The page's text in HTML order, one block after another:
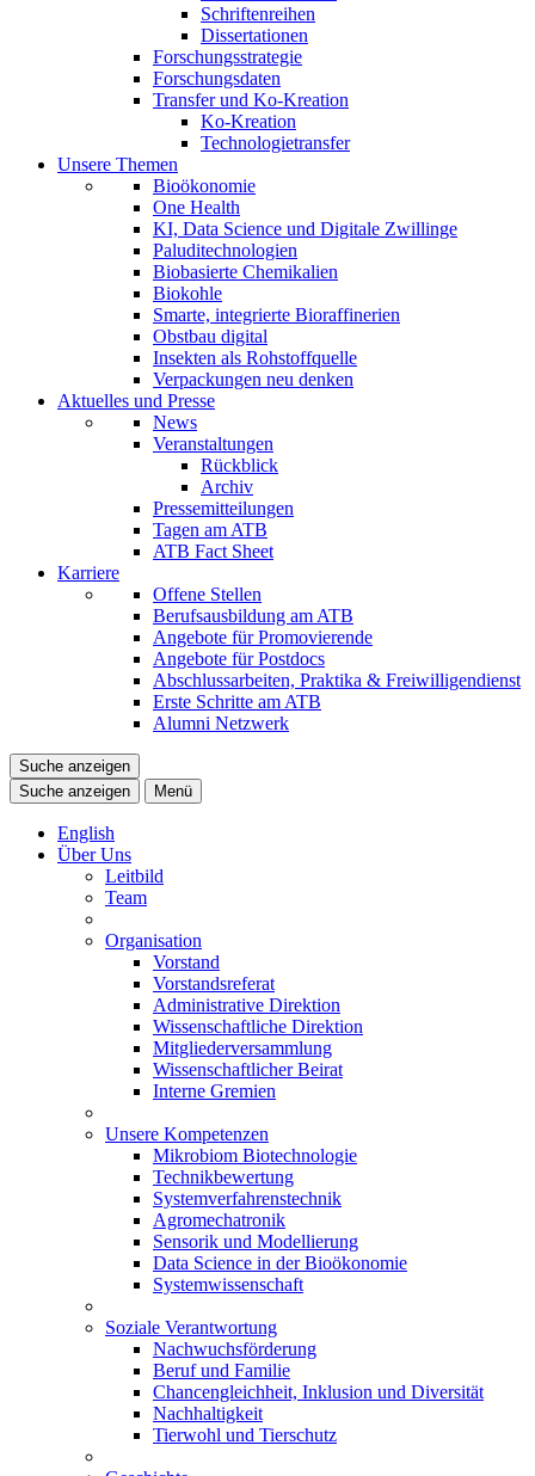
Schriftenreihen
Dissertationen
Forschungsstrategie
Forschungsdaten
Transfer und Ko-Kreation
Ko-Kreation
Technologietransfer
Unsere Themen
Bioökonomie
One Health
KI, Data Science und Digitale Zwillinge
Paluditechnologien
Biobasierte Chemikalien
Biokohle
Smarte, integrierte Bioraffinerien
Obstbau digital
Insekten als Rohstoffquelle
Verpackungen neu denken
Aktuelles und Presse
News
Veranstaltungen
Rückblick
Archiv
Pressemitteilungen
Tagen am ATB
ATB Fact Sheet
Karriere
Offene Stellen
Berufsausbildung am ATB
Angebote für Promovierende
Angebote für Postdocs
Abschlussarbeiten, Praktika & Freiwilligendienst
Erste Schritte am ATB
Alumni Netzwerk
Suche anzeigen
Suche anzeigen
Menü
English
Über Uns
Leitbild
Team
Organisation
Vorstand
Vorstandsreferat
Administrative Direktion
Wissenschaftliche Direktion
Mitgliederversammlung
Wissenschaftlicher Beirat
Interne Gremien
Unsere Kompetenzen
Mikrobiom Biotechnologie
Technikbewertung
Systemverfahrenstechnik
Agromechatronik
Sensorik und Modellierung
Data Science in der Bioökonomie
Systemwissenschaft
Soziale Verantwortung
Nachwuchsförderung
Beruf und Familie
Chancengleichheit, Inklusion und Diversität
Nachhaltigkeit
Tierwohl und Tierschutz